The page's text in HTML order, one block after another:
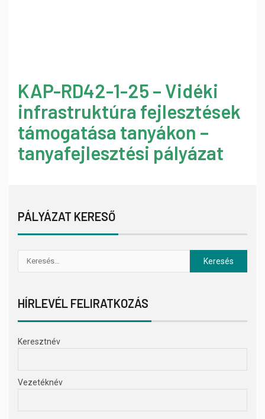
KAP-RD42-1-25 – Vidéki
infrastruktúra fejlesztések
támogatása tanyákon –
tanyafejlesztési pályázat
PÁLYÁZAT KERESŐ
HÍRLEVÉL FELIRATKOZÁS
Keresztnév
Vezetéknév